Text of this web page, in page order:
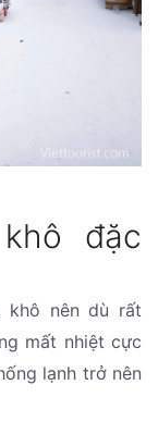
đặc
khô nên dù rất
mất nhiệt cực
lạnh trở nên